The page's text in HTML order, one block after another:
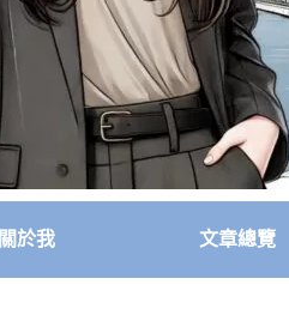
關於我 文章總覽